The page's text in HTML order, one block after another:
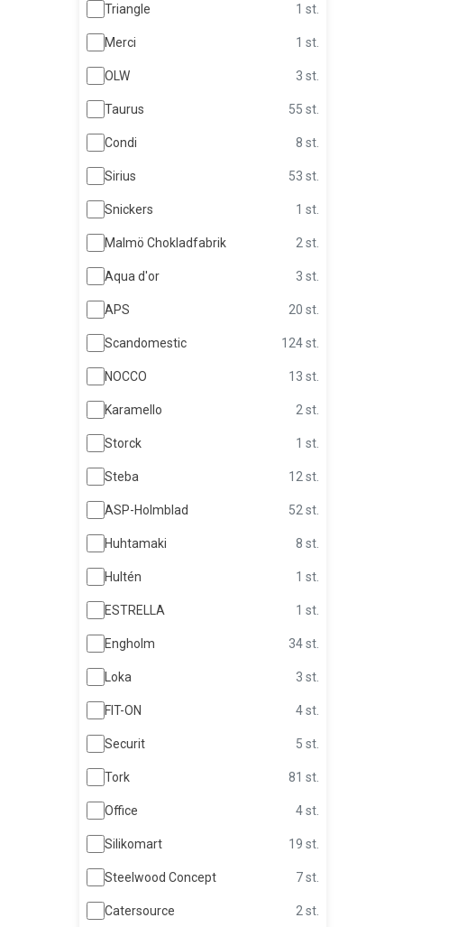
Triangle 1 st.
Merci 1 st.
OLW 3 st.
Taurus 55 st.
Condi 8 st.
Sirius 53 st.
Snickers 1 st.
Malmö Chokladfabrik 2 st.
Aqua d'or 3 st.
APS 20 st.
Scandomestic 124 st.
NOCCO 13 st.
Karamello 2 st.
Storck 1 st.
Steba 12 st.
ASP-Holmblad 52 st.
Huhtamaki 8 st.
Hultén 1 st.
ESTRELLA 1 st.
Engholm 34 st.
Loka 3 st.
FIT-ON 4 st.
Securit 5 st.
Tork 81 st.
Office 4 st.
Silikomart 19 st.
Steelwood Concept 7 st.
Catersource 2 st.